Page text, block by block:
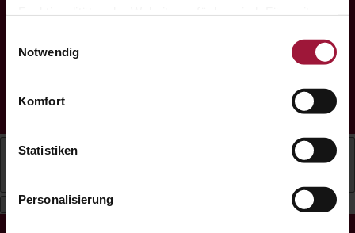
Datenschutzerklärung und Cookie Policy.
Notwendig
Komfort
Statistiken
Personalisierung
Copyright © Hubers Landhendl | Webdesign